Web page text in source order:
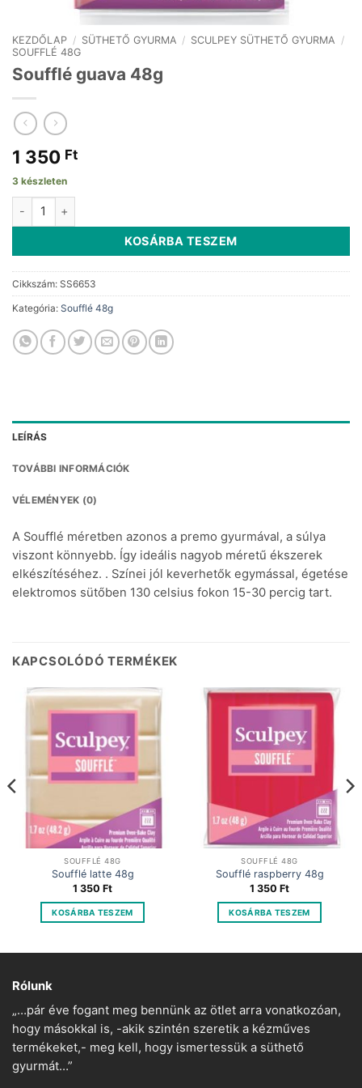
KEZDŐLAP / SÜTHETŐ GYURMA / SCULPEY SÜTHETŐ GYURMA /
SOUFFLÉ 48G
Soufflé guava 48g
1 350 Ft
3 készleten
Soufflé guava 48g mennyiség
KOSÁRBA TESZEM
Cikkszám: SS6653
Kategória: Soufflé 48g
LEÍRÁS
TOVÁBBI INFORMÁCIÓK
VÉLEMÉNYEK (0)
A Soufflé méretben azonos a premo gyurmával, a súlya
viszont könnyebb. Így ideális nagyob méretű ékszerek
elkészítéséhez. . Színei jól keverhetők egymással, égetése
elektromos sütőben 130 celsius fokon 15-30 percig tart.
KAPCSOLÓDÓ TERMÉKEK
SOUFFLÉ 48G
Soufflé latte 48g
1 350 Ft
KOSÁRBA TESZEM
SOUFFLÉ 48G
Soufflé raspberry 48g
1 350 Ft
KOSÁRBA TESZEM
Rólunk
„…pár éve fogant meg bennünk az ötlet arra vonatkozóan,
hogy másokkal is, -akik szintén szeretik a kézműves
termékeket,- meg kell, hogy ismertessük a süthető
gyurmát…”